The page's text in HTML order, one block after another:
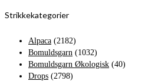
Strikkekategorier
Alpaca (2182)
Bomuldsgarn (1032)
Bomuldsgarn Økologisk (40)
Drops (2798)